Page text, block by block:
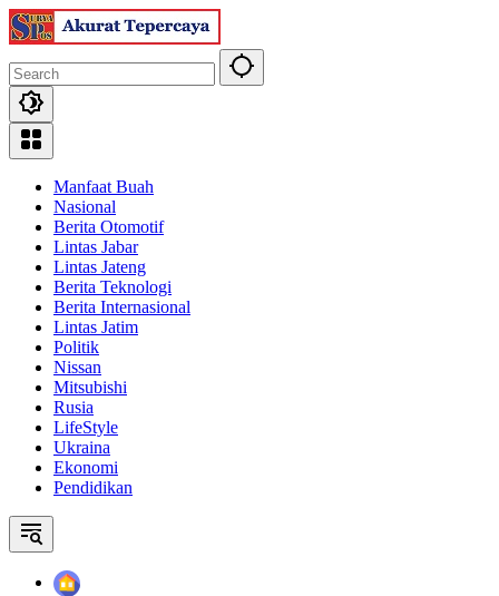
Skip
to
Manfaat Buah
Nasional
Berita Otomotif
Lintas Jabar
Lintas Jateng
Berita Teknologi
Berita Internasional
Lintas Jatim
Politik
Nissan
Mitsubishi
Rusia
LifeStyle
Ukraina
Ekonomi
Pendidikan
Home